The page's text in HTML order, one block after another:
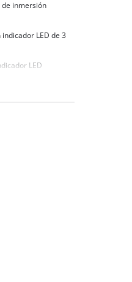
de inmersión
LED de 3
LED